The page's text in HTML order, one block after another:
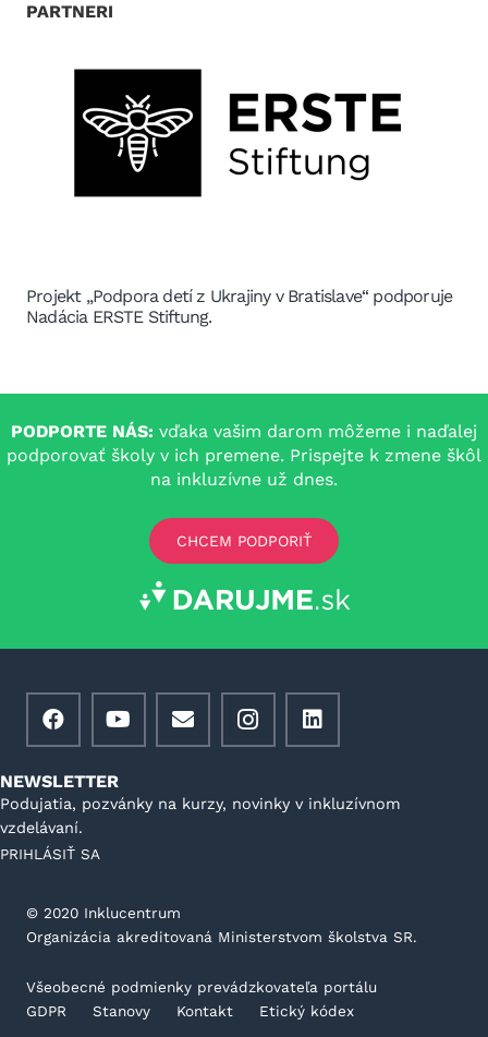
PARTNERI
Projekt „Podpora detí z Ukrajiny v Bratislave“ podporuje
Nadácia ERSTE Stiftung.
PODPORTE NÁS: vďaka vašim darom môžeme i naďalej
podporovať školy v ich premene. Prispejte k zmene škôl
na inkluzívne už dnes.
CHCEM PODPORIŤ
NEWSLETTER
Podujatia, pozvánky na kurzy, novinky v inkluzívnom
vzdelávaní.
PRIHLÁSIŤ SA
©️ 2020 Inklucentrum
Organizácia akreditovaná Ministerstvom školstva SR.
Všeobecné podmienky prevádzkovateľa portálu
GDPR
Stanovy Kontakt Etický kódex